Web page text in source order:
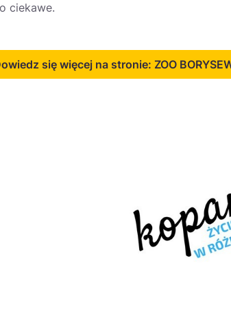
ciekawe.
się więcej na stronie: ZOO